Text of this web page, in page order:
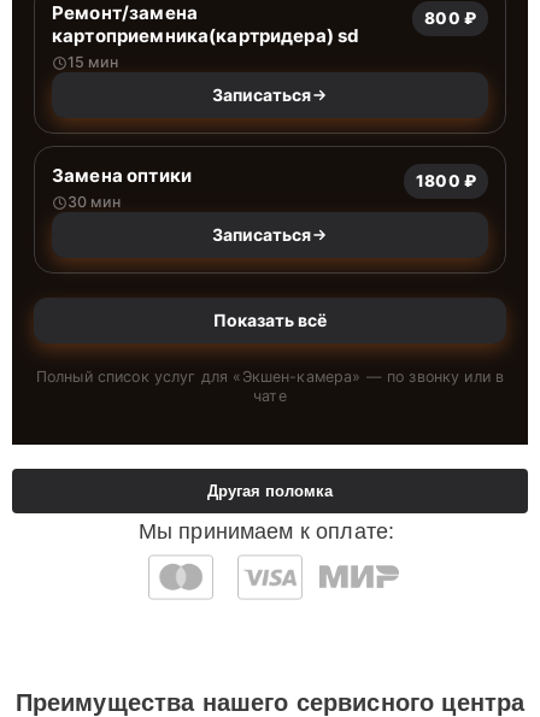
Ремонт/замена
картоприемника(картридера) sd
15 мин
800 ₽
Записаться
Замена оптики
30 мин
1800 ₽
Записаться
Показать всё
Полный список услуг для « Экшен-камера» — по звонку или в
чате
Мы принимаем к оплате:
Другая поломка
Преимущества нашего сервисного центра